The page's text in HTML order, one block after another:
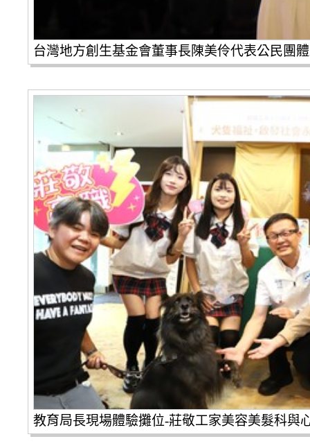
台灣地方創生基金會董事長陳美伶代表公民團
教育局長現場體驗攤位-莊敬工家美容美髮科與